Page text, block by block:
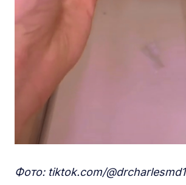
Фото: tiktok.com/@drcharlesmd1